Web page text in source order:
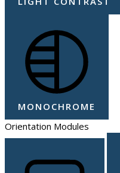
MONOCHROME
Orientation Modules